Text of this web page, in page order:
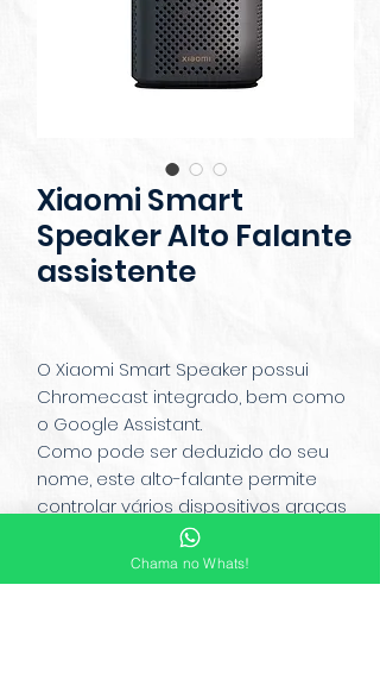
Xiaomi Smart
Speaker Alto Falante
assistente
O Xiaomi Smart Speaker possui
Chromecast integrado, bem como
o Google Assistant.
Como pode ser deduzido do seu
nome, este alto-falante permite
controlar vários dispositivos graças
à presença de seu sistema
infravermelho. O módulo
transmissor IR integrado
Chama no Whats!